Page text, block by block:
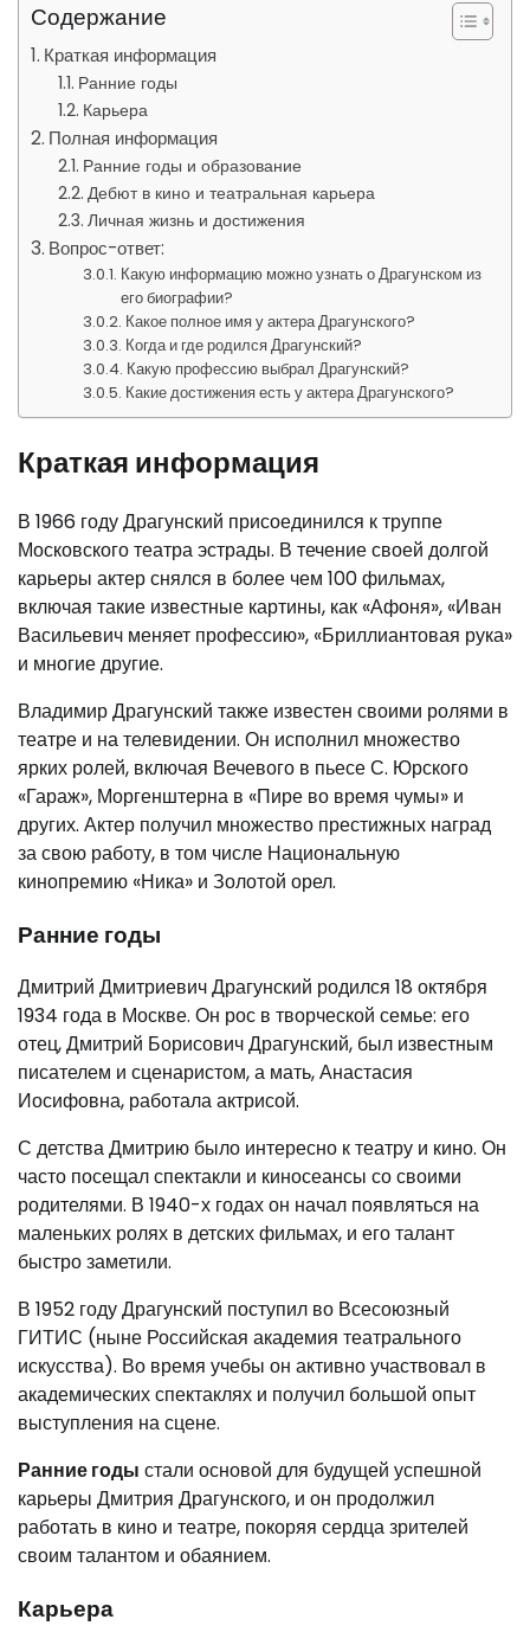
Содержание
Краткая информация
Ранние годы
Карьера
Полная информация
Ранние годы и образование
Дебют в кино и театральная карьера
Личная жизнь и достижения
Вопрос-ответ:
Какую информацию можно узнать о Драгунском из
его биографии?
Какое полное имя у актера Драгунского?
Когда и где родился Драгунский?
Какую профессию выбрал Драгунский?
Какие достижения есть у актера Драгунского?
Краткая информация
В 1966 году Драгунский присоединился к труппе
Московского театра эстрады. В течение своей долгой
карьеры актер снялся в более чем 100 фильмах,
включая такие известные картины, как «Афоня», «Иван
Васильевич меняет профессию», «Бриллиантовая рука»
и многие другие.
Владимир Драгунский также известен своими ролями в
театре и на телевидении. Он исполнил множество
ярких ролей, включая Вечевого в пьесе С. Юрского
«Гараж», Моргенштерна в «Пире во время чумы» и
других. Актер получил множество престижных наград
за свою работу, в том числе Национальную
кинопремию «Ника» и Золотой орел.
Ранние годы
Дмитрий Дмитриевич Драгунский родился 18 октября
1934 года в Москве. Он рос в творческой семье: его
отец, Дмитрий Борисович Драгунский, был известным
писателем и сценаристом, а мать, Анастасия
Иосифовна, работала актрисой.
С детства Дмитрию было интересно к театру и кино. Он
часто посещал спектакли и киносеансы со своими
родителями. В 1940-х годах он начал появляться на
маленьких ролях в детских фильмах, и его талант
быстро заметили.
В 1952 году Драгунский поступил во Всесоюзный
ГИТИС (ныне Российская академия театрального
искусства). Во время учебы он активно участвовал в
академических спектаклях и получил большой опыт
выступления на сцене.
Ранние годы стали основой для будущей успешной
карьеры Дмитрия Драгунского, и он продолжил
работать в кино и театре, покоряя сердца зрителей
своим талантом и обаянием.
Карьера